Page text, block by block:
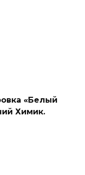
«Белый
Химик.